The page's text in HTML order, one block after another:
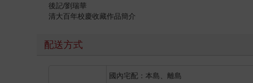
後記/劉瑞華
清大百年校慶收藏作品簡介
配送方式
國內宅配：本島、離島